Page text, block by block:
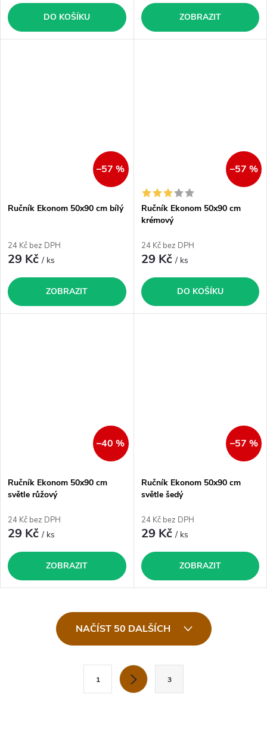
DO KOŠÍKU ZOBRAZIT
–57 %
Ručník Ekonom 50x90 cm bílý
24 Kč bez DPH
29 Kč/ ks
ZOBRAZIT
–57 %
Ručník Ekonom 50x90 cm
krémový
24 Kč bez DPH
29 Kč/ ks
DO KOŠÍKU
–40 %
Ručník Ekonom 50x90 cm
světle růžový
24 Kč bez DPH
29 Kč/ ks
ZOBRAZIT
–57 %
Ručník Ekonom 50x90 cm
světle šedý
24 Kč bez DPH
29 Kč/ ks
ZOBRAZIT
NAČÍST 50 DALŠÍCH
1 3